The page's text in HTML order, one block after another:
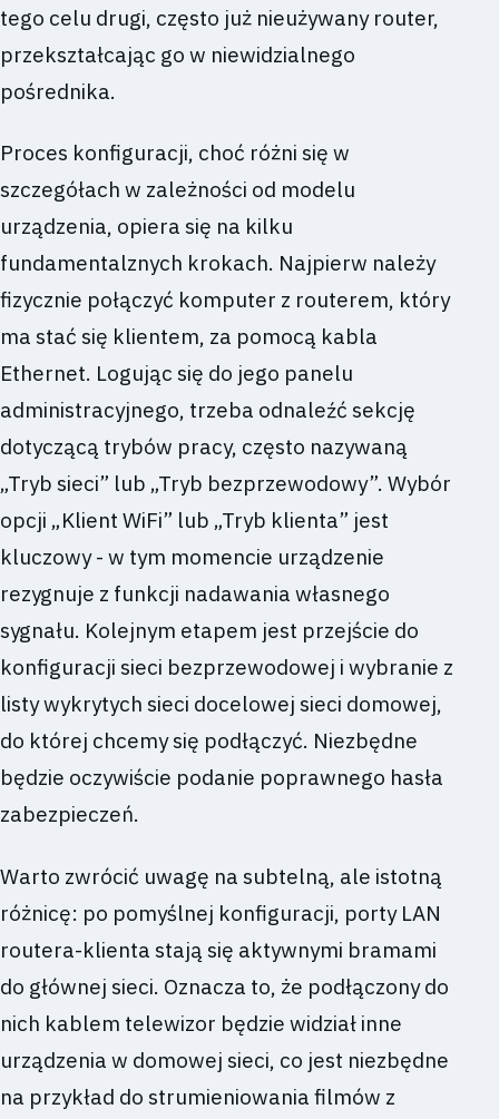
tego celu drugi, często już nieużywany router,
przekształcając go w niewidzialnego
pośrednika.
Proces konfiguracji, choć różni się w
szczegółach w zależności od modelu
urządzenia, opiera się na kilku
fundamentalznych krokach. Najpierw należy
fizycznie połączyć komputer z routerem, który
ma stać się klientem, za pomocą kabla
Ethernet. Logując się do jego panelu
administracyjnego, trzeba odnaleźć sekcję
dotyczącą trybów pracy, często nazywaną
„Tryb sieci” lub „Tryb bezprzewodowy”. Wybór
opcji „Klient WiFi” lub „Tryb klienta” jest
kluczowy - w tym momencie urządzenie
rezygnuje z funkcji nadawania własnego
sygnału. Kolejnym etapem jest przejście do
konfiguracji sieci bezprzewodowej i wybranie z
listy wykrytych sieci docelowej sieci domowej,
do której chcemy się podłączyć. Niezbędne
będzie oczywiście podanie poprawnego hasła
zabezpieczeń.
Warto zwrócić uwagę na subtelną, ale istotną
różnicę: po pomyślnej konfiguracji, porty LAN
routera-klienta stają się aktywnymi bramami
do głównej sieci. Oznacza to, że podłączony do
nich kablem telewizor będzie widział inne
urządzenia w domowej sieci, co jest niezbędne
na przykład do strumieniowania filmów z